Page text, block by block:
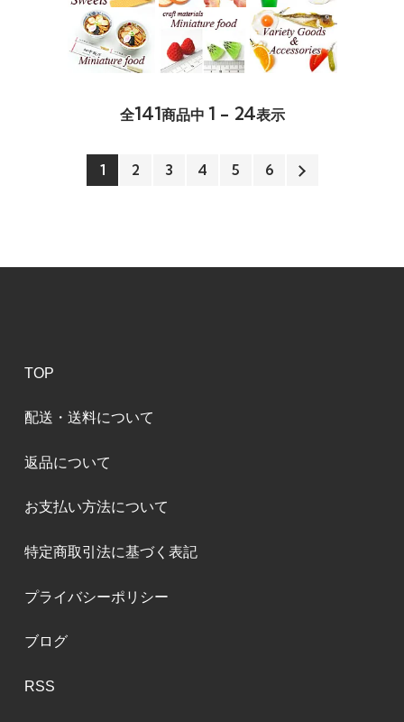
全141商品中 1 - 24表示
1 2 3 4 5 6
TOP
配送・送料について
返品について
お支払い方法について
特定商取引法に基づく表記
プライバシーポリシー
ブログ
RSS